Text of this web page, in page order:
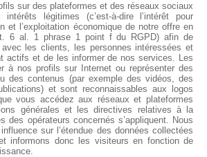
sur des plateformes et des réseaux sociaux
légitimes (c’est-à-dire l’intérêt pour
et l’exploitation économique de notre offre en
6 al. 1 phrase 1 point f du RGPD) afin de
avec les clients, les personnes intéressées et
actifs et de les informer de nos services. Les
à nos profils sur Internet ou représenter des
des contenus (par exemple des vidéos, des
et sont reconnaissables aux logos
vous accédez aux réseaux et plateformes
générales et les directives relatives à la
des opérateurs concernés s’appliquent. Nous
sur l’étendue des données collectées
informons donc les visiteurs en fonction de